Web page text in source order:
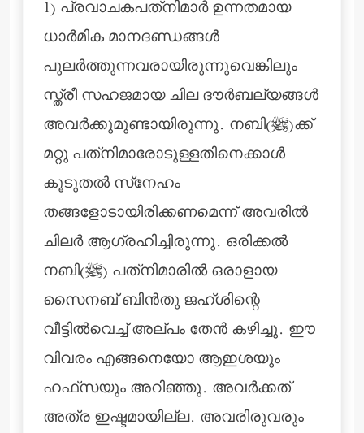
1) പ്രവാചകപത്‌നിമാര്‍ ഉന്നതമായ
ധാര്‍മിക മാനദണ്ഡങ്ങള്‍
പുലര്‍ത്തുന്നവരായിരുന്നുവെങ്കിലും
സ്ത്രീ സഹജമായ ചില ദൗര്‍ബല്യങ്ങള്‍
അവര്‍ക്കുമുണ്ടായിരുന്നു. നബി(ﷺ)ക്ക്
മറ്റു പത്‌നിമാരോടുള്ളതിനെക്കാള്‍
കൂടുതല്‍ സ്‌നേഹം
തങ്ങളോടായിരിക്കണമെന്ന് അവരില്‍
ചിലര്‍ ആഗ്രഹിച്ചിരുന്നു. ഒരിക്കല്‍
നബി(ﷺ) പത്‌നിമാരില്‍ ഒരാളായ
സൈനബ് ബിന്‍തു ജഹ്ശിന്റെ
വീട്ടില്‍വെച്ച് അല്പം തേന്‍ കഴിച്ചു. ഈ
വിവരം എങ്ങനെയോ ആഇശയും
ഹഫ്‌സയും അറിഞ്ഞു. അവര്‍ക്കത്
അത്ര ഇഷ്ടമായില്ല. അവരിരുവരും